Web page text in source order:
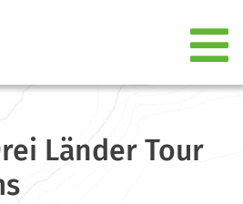
Länder Tour